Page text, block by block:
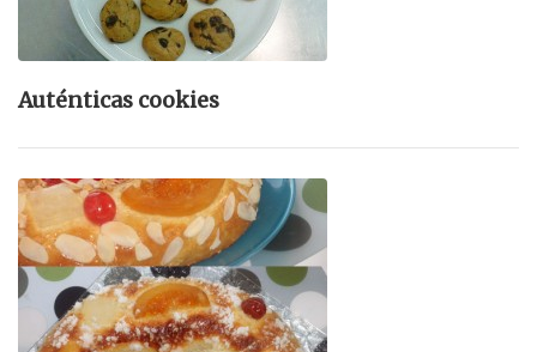
Auténticas cookies